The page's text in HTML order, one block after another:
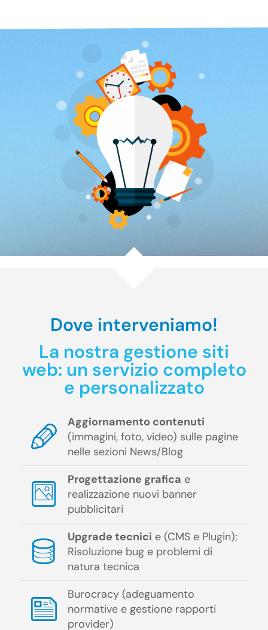
Dove interveniamo!
La nostra gestione siti
web: un servizio completo
e personalizzato
Aggiornamento contenuti
(immagini, foto, video) sulle pagine
nelle sezioni News/Blog
Progettazione grafica e
realizzazione nuovi banner
pubblicitari
Upgrade tecnici e (CMS e Plugin);
Risoluzione bug e problemi di
natura tecnica
Burocracy (adeguamento
normative e gestione rapporti
provider)